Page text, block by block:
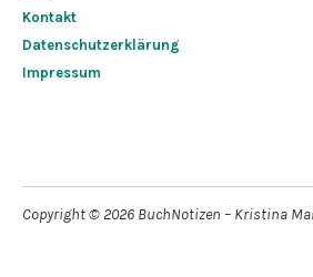
Kontakt
Datenschutzerklärung
Impressum
Copyright © 2026 BuchNotizen – Kristina